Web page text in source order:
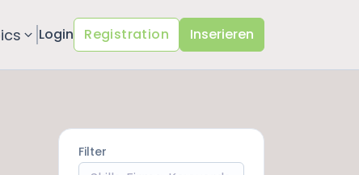
Login Registration Inserieren
Filter